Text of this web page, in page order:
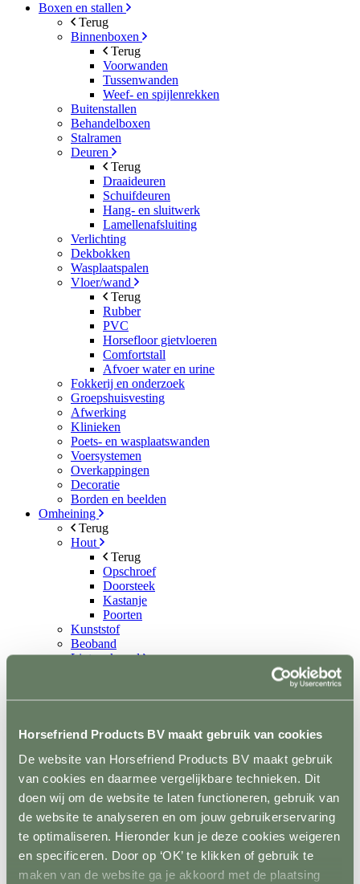
Horsefriend Products BV maakt gebruik van cookies
De website van Horsefriend Products BV maakt gebruik
van cookies en daarmee vergelijkbare technieken. Dit
doen wij om de website te laten functioneren, gebruik van
de website te analyseren en om jouw gebruikerservaring
te optimaliseren. Hieronder kun je deze cookies weigeren
en specificeren. Door op ‘OK’ te klikken of gebruik te
maken van de website ga je akkoord met de plaatsing
Boxen en stallen
Terug
Binnenboxen
Terug
Voorwanden
Tussenwanden
Weef- en spijlenrekken
Buitenstallen
Behandelboxen
Stalramen
Deuren
Terug
Draaideuren
Schuifdeuren
Hang- en sluitwerk
Lamellenafsluiting
Verlichting
Dekbokken
Wasplaatspalen
Vloer/wand
Terug
Rubber
PVC
Horsefloor gietvloeren
Comfortstall
Afvoer water en urine
Fokkerij en onderzoek
Groepshuisvesting
Afwerking
Klinieken
Poets- en wasplaatswanden
Voersystemen
Overkappingen
Decoratie
Borden en beelden
Omheining
Terug
Hout
Terug
Opschroef
Doorsteek
Kastanje
Poorten
Kunststof
Beoband
Lint en koord
Koord
Schrikstroom apparaten
Toebehoren schrikstroom
Horseguard schriklint
Terug
Weidepoorten
Panelsystemen
Paddockafrastering
Buisklemmen DIY
Roflex mobiele afrastering